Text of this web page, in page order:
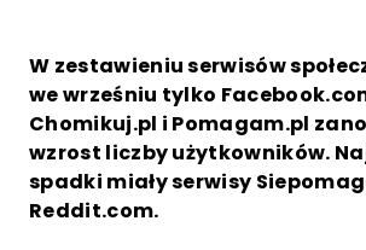
W zestawieniu serwisów
we wrześniu tylko
Chomikuj.pl i Pomagam.pl
wzrost liczby użytkowników.
spadki miały serwisy
Reddit.com.